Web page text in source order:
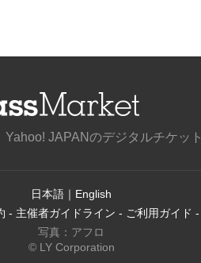
JAPANのデジタルチケット
日本語 ｜ English
- 主催者ガイドライン - ご利用ガイド -
写真：アフロ
© LY Corporation